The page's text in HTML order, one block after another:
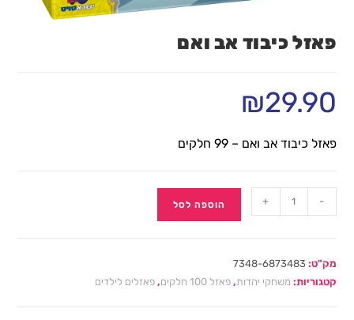
פאזל כיבוד אב ואם
₪29.90
פאזל כיבוד אב ואם – 99 חלקים
-
+ הוספה לסל
מק"ט:7348-6873483
קטגוריות: משחקי יהדות,פאזל 100 חלקים ,פאזלים לילדים